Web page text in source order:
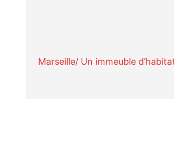
Marseille/ Un immeuble